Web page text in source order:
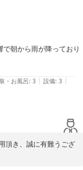
ルを宜しくお願い致し
す。
朝から雨が降っており
・お風呂: 3 | 設備: 3 |
頂き、誠に有難うござ